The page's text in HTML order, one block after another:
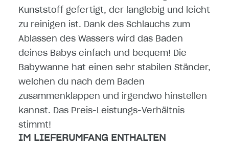
Kunststoff gefertigt, der langlebig und leicht
zu reinigen ist. Dank des Schlauchs zum
Ablassen des Wassers wird das Baden
deines Babys einfach und bequem! Die
Babywanne hat einen sehr stabilen Ständer,
welchen du nach dem Baden
zusammenklappen und irgendwo hinstellen
kannst. Das Preis-Leistungs-Verhältnis
stimmt!
IM LIEFERUMFANG ENTHALTEN